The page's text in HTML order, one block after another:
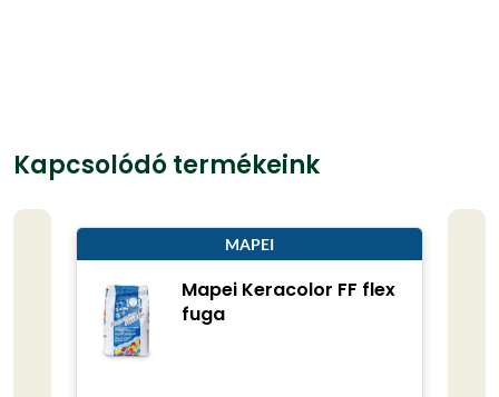
Kapcsolódó termékeink
MAPEI
Mapei Keracolor FF flex
fuga